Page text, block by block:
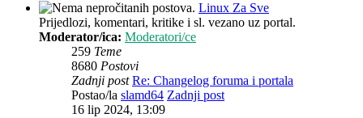
Linux Za Sve
Prijedlozi, komentari, kritike i sl. vezano uz portal.
Moderator/ica: Moderatori/ce
259 Teme
8680 Postovi
Zadnji post Re: Changelog foruma i portala
Postao/la slamd64 Zadnji post
16 lip 2024, 13:09